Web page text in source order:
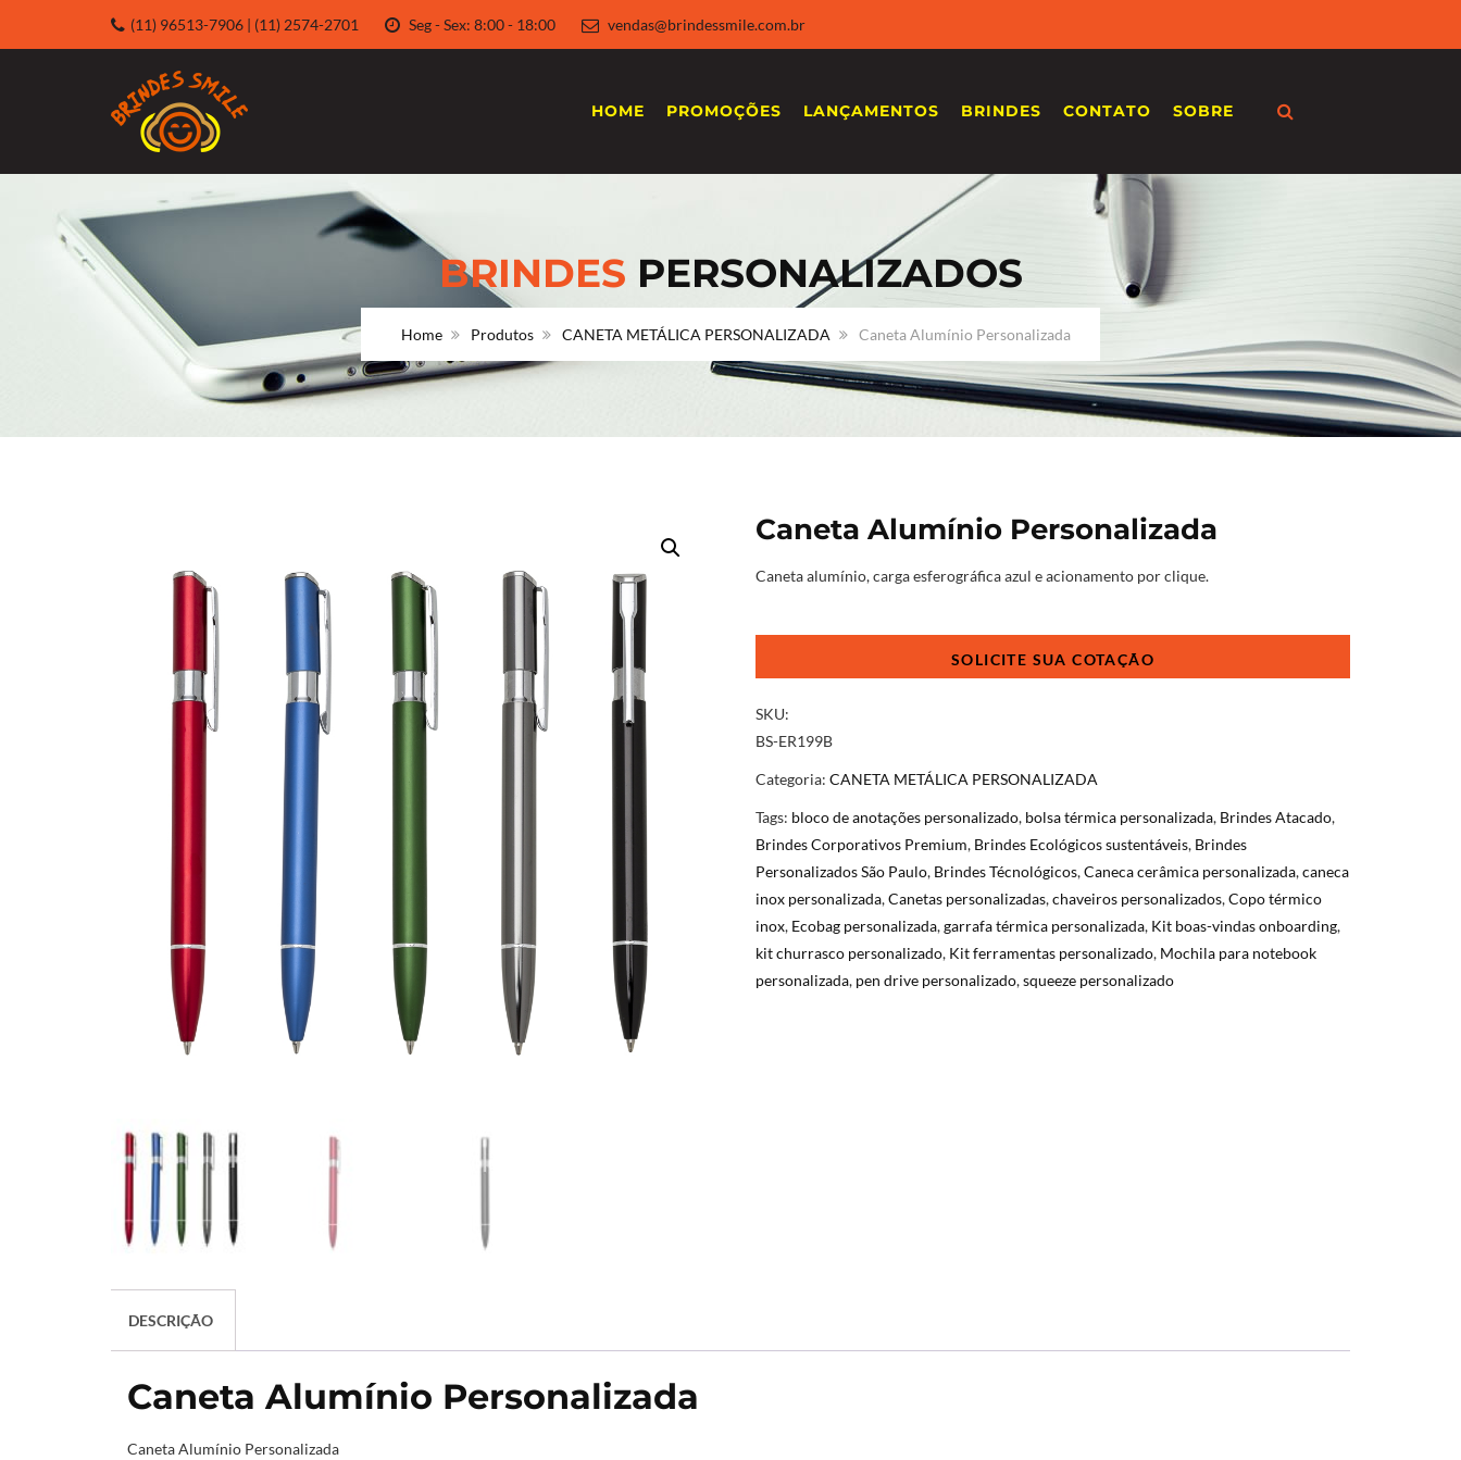
(11) 96513-7906 | (11) 2574-2701 Seg - Sex: 8:00 - 18:00 vendas@brindessmile.com.br
HOME PROMOÇÕES LANÇAMENTOS BRINDES CONTATO SOBRE
BRINDES PERSONALIZADOS
Home Produtos CANETA METÁLICA PERSONALIZADA Caneta Alumínio Personalizada
Caneta Alumínio Personalizada
Caneta alumínio, carga esferográfica azul e acionamento por clique.
SKU:
BS-ER199B
Categoria: CANETA METÁLICA PERSONALIZADA
Tags: bloco de anotações personalizado, bolsa térmica personalizada, Brindes Atacado,
Brindes Corporativos Premium, Brindes Ecológicos sustentáveis, Brindes
Personalizados São Paulo, Brindes Técnológicos,Caneca cerâmica personalizada,caneca
inox personalizada,Canetas personalizadas,chaveiros personalizados,Copo térmico
inox, Ecobag personalizada,garrafa térmica personalizada, Kit boas-vindas onboarding,
kit churrasco personalizado, Kit ferramentas personalizado, Mochila para notebook
personalizada, pen drive personalizado,squeeze personalizado
DESCRIÇÃO
Caneta Alumínio Personalizada
Caneta Alumínio Personalizada